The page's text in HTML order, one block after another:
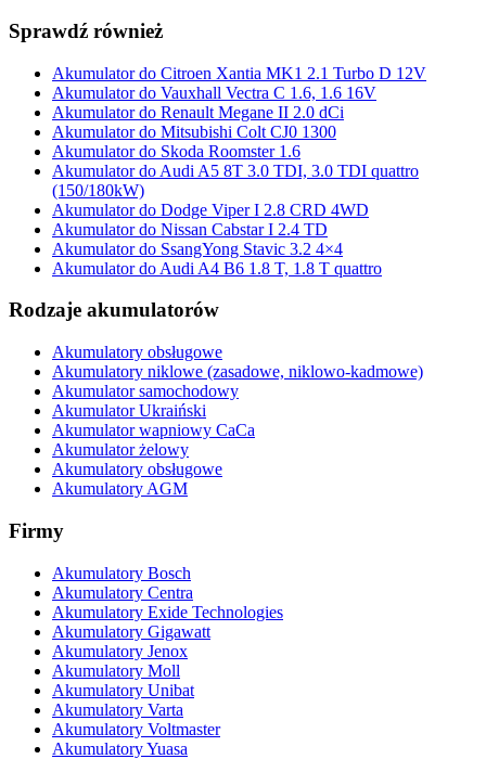
Sprawdź również
Akumulator do Citroen Xantia MK1 2.1 Turbo D 12V
Akumulator do Vauxhall Vectra C 1.6, 1.6 16V
Akumulator do Renault Megane II 2.0 dCi
Akumulator do Mitsubishi Colt CJ0 1300
Akumulator do Skoda Roomster 1.6
Akumulator do Audi A5 8T 3.0 TDI, 3.0 TDI quattro
(150/180kW)
Akumulator do Dodge Viper I 2.8 CRD 4WD
Akumulator do Nissan Cabstar I 2.4 TD
Akumulator do SsangYong Stavic 3.2 4×4
Akumulator do Audi A4 B6 1.8 T, 1.8 T quattro
Rodzaje akumulatorów
Akumulatory obsługowe
Akumulatory niklowe (zasadowe, niklowo-kadmowe)
Akumulator samochodowy
Akumulator Ukraiński
Akumulator wapniowy CaCa
Akumulator żelowy
Akumulatory obsługowe
Akumulatory AGM
Firmy
Akumulatory Bosch
Akumulatory Centra
Akumulatory Exide Technologies
Akumulatory Gigawatt
Akumulatory Jenox
Akumulatory Moll
Akumulatory Unibat
Akumulatory Varta
Akumulatory Voltmaster
Akumulatory Yuasa